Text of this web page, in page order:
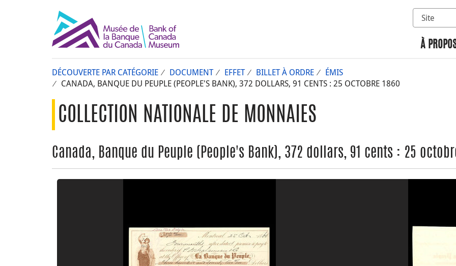
À
DÉCOUVERTE PAR CATÉGORIE DOCUMENT EFFET BILLET À ORDRE
ÉMIS
CANADA, BANQUE DU PEUPLE (PEOPLE'S BANK), 372 DOLLARS, 91 CENTS : 25 OCTOBRE 1860
COLLECTION NATIONALE DE MONNAIES
Canada, Banque du Peuple (People's Bank), 372 dollars, 91 cents : 25